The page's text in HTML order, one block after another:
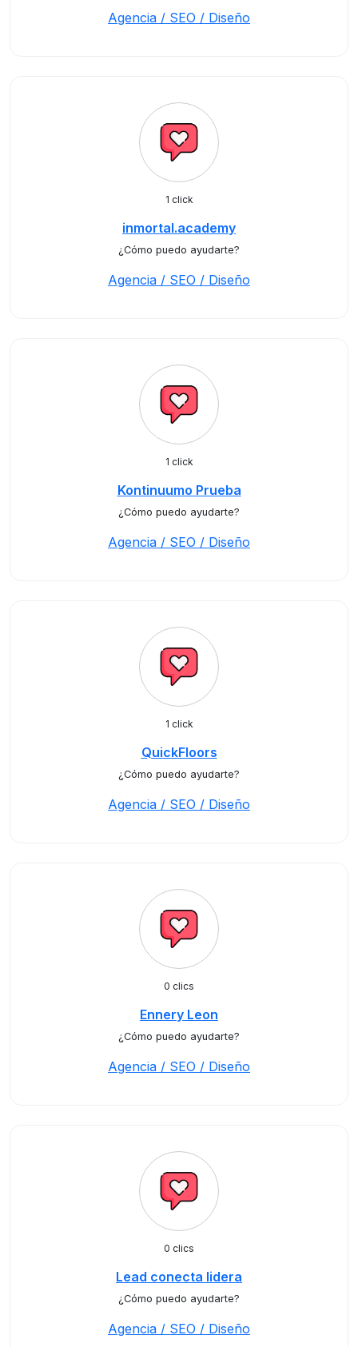
Agencia / SEO / Diseño
1 click
inmortal.academy
¿Cómo puedo ayudarte?
Agencia / SEO / Diseño
1 click
Kontinuumo Prueba
¿Cómo puedo ayudarte?
Agencia / SEO / Diseño
1 click
QuickFloors
¿Cómo puedo ayudarte?
Agencia / SEO / Diseño
0 clics
Ennery Leon
¿Cómo puedo ayudarte?
Agencia / SEO / Diseño
0 clics
Lead conecta lidera
¿Cómo puedo ayudarte?
Agencia / SEO / Diseño